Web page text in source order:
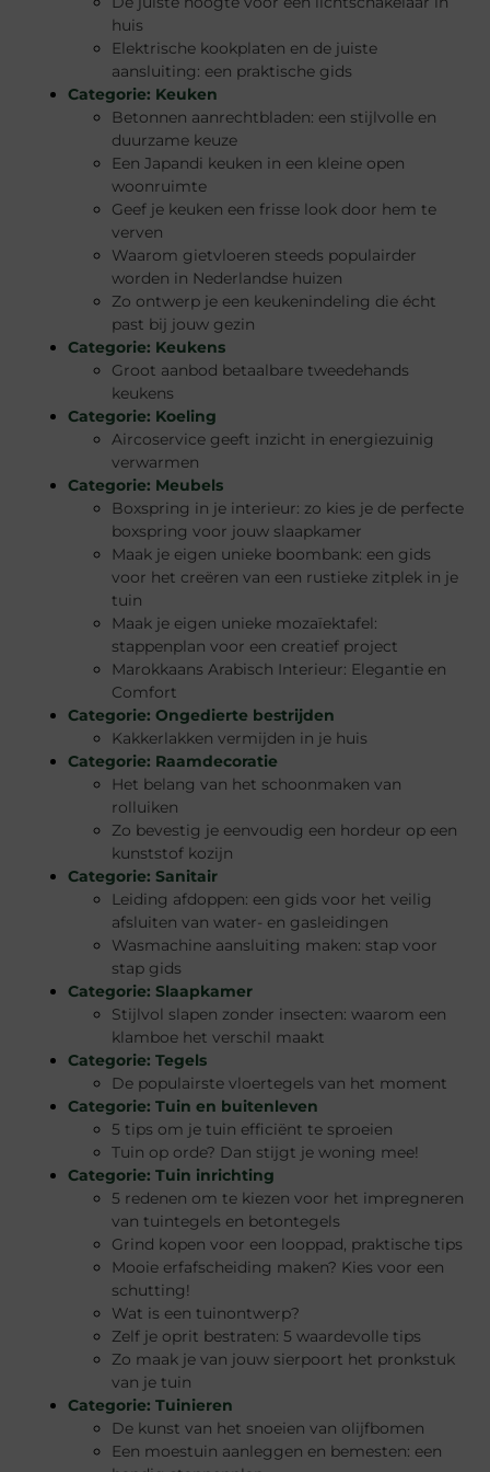
huis
Elektrische kookplaten en de juiste
aansluiting: een praktische gids
Categorie: Keuken
Betonnen aanrechtbladen: een stijlvolle en
duurzame keuze
Een Japandi keuken in een kleine open
woonruimte
Geef je keuken een frisse look door hem te
verven
Waarom gietvloeren steeds populairder
worden in Nederlandse huizen
Zo ontwerp je een keukenindeling die écht
past bij jouw gezin
Categorie: Keukens
Groot aanbod betaalbare tweedehands
keukens
Categorie: Koeling
Aircoservice geeft inzicht in energiezuinig
verwarmen
Categorie: Meubels
Boxspring in je interieur: zo kies je de perfecte
boxspring voor jouw slaapkamer
Maak je eigen unieke boombank: een gids
voor het creëren van een rustieke zitplek in je
tuin
Maak je eigen unieke mozaïektafel:
stappenplan voor een creatief project
Marokkaans Arabisch Interieur: Elegantie en
Comfort
Categorie: Ongedierte bestrijden
Kakkerlakken vermijden in je huis
Categorie: Raamdecoratie
Het belang van het schoonmaken van
rolluiken
Zo bevestig je eenvoudig een hordeur op een
kunststof kozijn
Categorie: Sanitair
Leiding afdoppen: een gids voor het veilig
afsluiten van water- en gasleidingen
Wasmachine aansluiting maken: stap voor
stap gids
Categorie: Slaapkamer
Stijlvol slapen zonder insecten: waarom een
klamboe het verschil maakt
Categorie: Tegels
De populairste vloertegels van het moment
Categorie: Tuin en buitenleven
5 tips om je tuin efficiënt te sproeien
Tuin op orde? Dan stijgt je woning mee!
Categorie: Tuin inrichting
5 redenen om te kiezen voor het impregneren
van tuintegels en betontegels
Grind kopen voor een looppad, praktische tips
Mooie erfafscheiding maken? Kies voor een
schutting!
Wat is een tuinontwerp?
Zelf je oprit bestraten: 5 waardevolle tips
Zo maak je van jouw sierpoort het pronkstuk
van je tuin
Categorie: Tuinieren
De kunst van het snoeien van olijfbomen
Een moestuin aanleggen en bemesten: een